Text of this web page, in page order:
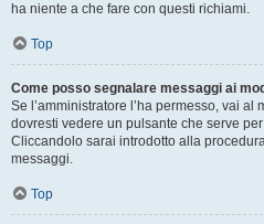
ha niente a che fare con questi richiami.
Top
Come posso segnalare messaggi ai
Se l’amministratore l’ha permesso, vai
dovresti vedere un pulsante che serve
Cliccandolo sarai introdotto alla
messaggi.
Top